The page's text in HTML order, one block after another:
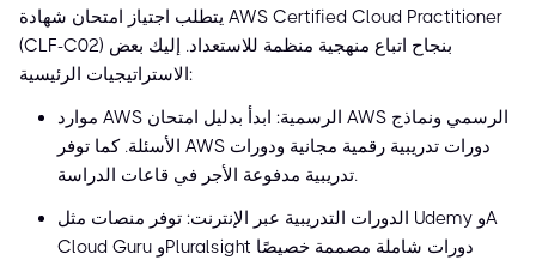
يتطلب اجتياز امتحان شهادة AWS Certified Cloud Practitioner
(CLF-C02) بنجاح اتباع منهجية منظمة للاستعداد. إليك بعض
الاستراتيجيات الرئيسية:
موارد AWS الرسمية: ابدأ بدليل امتحان AWS الرسمي ونماذج
الأسئلة. كما توفر AWS دورات تدريبية رقمية مجانية ودورات
تدريبية مدفوعة الأجر في قاعات الدراسة.
الدورات التدريبية عبر الإنترنت: توفر منصات مثل Udemy وA
Cloud Guru وPluralsight دورات شاملة مصممة خصيصًا